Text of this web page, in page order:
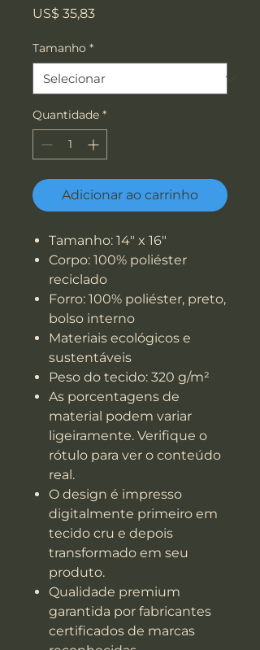
US$ 35,83Preço
Tamanho *
Quantidade *
Adicionar ao carrinho
Tamanho: 14" x 16"
Corpo: 100% poliéster
reciclado
Forro: 100% poliéster, preto,
bolso interno
Materiais ecológicos e
sustentáveis
Peso do tecido: 320 g/m²
As porcentagens de
material podem variar
ligeiramente. Verifique o
rótulo para ver o conteúdo
real.
O design é impresso
digitalmente primeiro em
tecido cru e depois
transformado em seu
produto.
Qualidade premium
garantida por fabricantes
certificados de marcas